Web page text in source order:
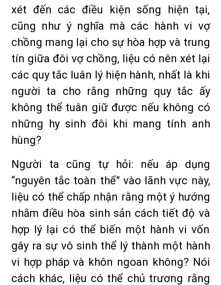
xét đến các điều kiện sống hiện tại,
cũng như ý nghĩa mà các hành vi vợ
chồng mang lại cho sự hòa hợp và trung
tín giữa đôi vợ chồng, liệu có nên xét lại
các quy tắc luân lý hiện hành, nhất là khi
người ta cho rằng những quy tắc ấy
không thể tuân giữ được nếu không có
những hy sinh đôi khi mang tính anh
hùng?
Người ta cũng tự hỏi: nếu áp dụng
“nguyên tắc toàn thể” vào lãnh vực này,
liệu có thể chấp nhận rằng một ý hướng
nhằm điều hòa sinh sản cách tiết độ và
hợp lý lại có thể biến một hành vi vốn
gây ra sự vô sinh thể lý thành một hành
vi hợp pháp và khôn ngoan không? Nói
cách khác, liệu có thể chủ trương rằng